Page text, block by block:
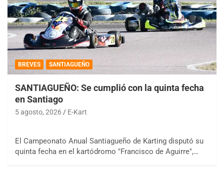
BREVES SANTIAGUEÑO
SANTIAGUEÑO: Se cumplió con la quinta fecha
en Santiago
5 agosto, 2026 E-Kart
El Campeonato Anual Santiagueño de Karting disputó su
quinta fecha en el kartódromo "Francisco de Aguirre",…